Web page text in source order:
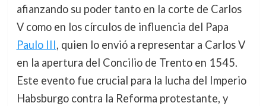
afianzando su poder tanto en la corte de Carlos
V como en los círculos de influencia del Papa
Paulo III, quien lo envió a representar a Carlos V
en la apertura del Concilio de Trento en 1545.
Este evento fue crucial para la lucha del Imperio
Habsburgo contra la Reforma protestante, y